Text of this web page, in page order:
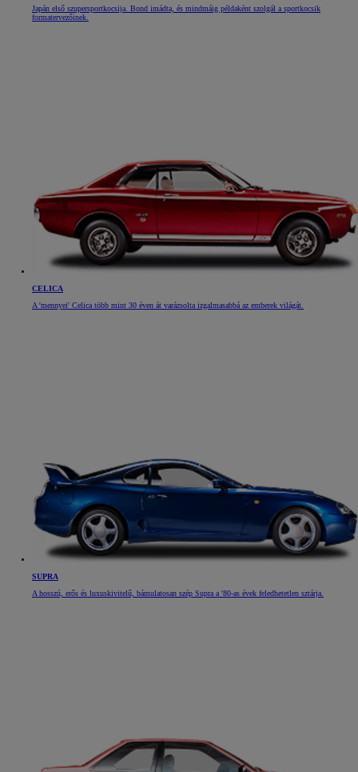
Japán első szupersportkocsija. Bond imádta, és mindmáig példaként szolgál a sportkocsik
formatervezőinek.
CELICA
A 'mennyei' Celica több mint 30 éven át varázsolta izgalmasabbá az emberek világát.
SUPRA
A hosszú, erős és luxuskivitelű, bámulatosan szép Supra a '80-as évek feledhetetlen sztárja.